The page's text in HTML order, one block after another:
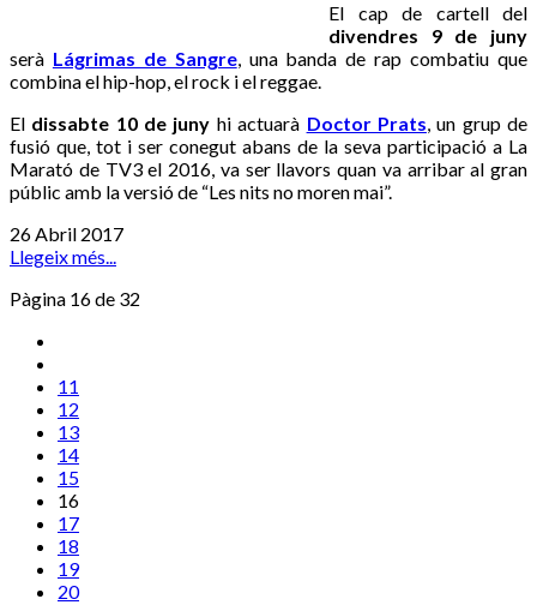
El cap de cartell del
divendres 9 de juny
serà Lágrimas de Sangre, una banda de rap combatiu que
combina el hip-hop, el rock i el reggae.
El dissabte 10 de juny hi actuarà Doctor Prats, un grup de
fusió que, tot i ser conegut abans de la seva participació a La
Marató de TV3 el 2016, va ser llavors quan va arribar al gran
públic amb la versió de “Les nits no moren mai”.
26 Abril 2017
Llegeix més...
Pàgina 16 de 32
11
12
13
14
15
16
17
18
19
20